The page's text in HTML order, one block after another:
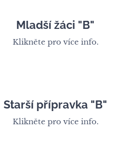
Mladší žáci "B"
Klikněte pro více info.
Starší přípravka "B"
Klikněte pro více info.